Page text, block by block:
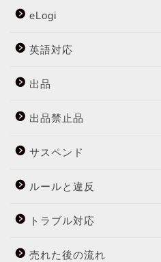
eLogi
英語対応
出品
出品禁止品
サスペンド
ルールと違反
トラブル対応
売れた後の流れ